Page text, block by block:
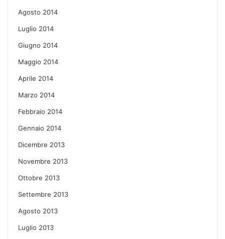
Agosto 2014
Luglio 2014
Giugno 2014
Maggio 2014
Aprile 2014
Marzo 2014
Febbraio 2014
Gennaio 2014
Dicembre 2013
Novembre 2013
Ottobre 2013
Settembre 2013
Agosto 2013
Luglio 2013